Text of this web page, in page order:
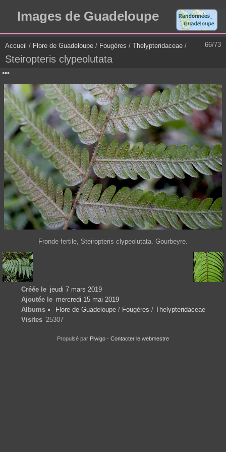
Images de Guadeloupe
66/73
Accueil / Flore de Guadeloupe / Fougères / Thelypteridaceae /
Steiropteris clypeolutata
Fronde fertile, Steiropteris clypeolutata. Gourbeyre.
Créée le jeudi 7 mars 2019
Ajoutée le mercredi 15 mai 2019
Albums
Flore de Guadeloupe/ Fougères / Thelypteridaceae
Visites 25307
Propulsé par Piwigo - Contacter le webmestre